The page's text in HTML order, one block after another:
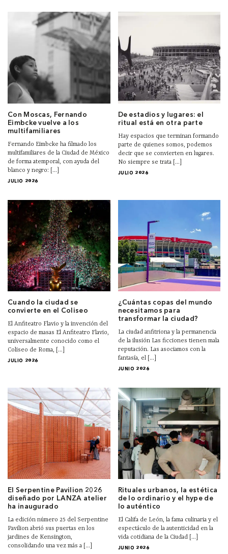
Con Moscas, Fernando
Eimbcke vuelve a los
multifamiliares
Fernando Eimbcke ha filmado los
multifamiliares de la Ciudad de México
de forma atemporal, con ayuda del
blanco y negro: [...]
JULIO 2026
De estadios y lugares: el
ritual está en otra parte
Hay espacios que terminan formando
parte de quienes somos, podemos
decir que se convierten en lugares.
No siempre se trata [...]
JULIO 2026
Cuando la ciudad se
convierte en el Coliseo
El Anfiteatro Flavio y la invención del
espacio de masas El Anfiteatro Flavio,
universalmente conocido como el
Coliseo de Roma, [...]
JULIO 2026
¿Cuántas copas del mundo
necesitamos para
transformar la ciudad?
La ciudad anfitriona y la permanencia
de la ilusión Las ficciones tienen mala
reputación. Las asociamos con la
fantasía, el [...]
JUNIO 2026
El Serpentine Pavilion 2026
diseñado por LANZA atelier
ha inaugurado
La edición número 25 del Serpentine
Pavilion abrió sus puertas en los
jardines de Kensington,
consolidando una vez más a [...]
Rituales urbanos, la estética
de lo ordinario y el hype de
lo auténtico
El Califa de León, la fama culinaria y el
espectáculo de la autenticidad en la
vida cotidiana de la Ciudad [...]
JUNIO 2026